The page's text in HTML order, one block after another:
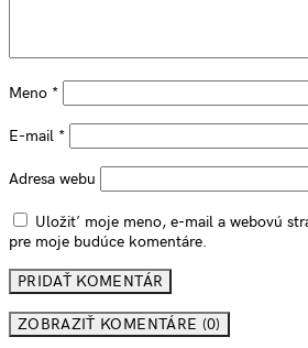
Meno *
E-mail *
Adresa webu
Uložiť moje meno, e-mail a webovú
pre moje budúce komentáre.
ZOBRAZIŤ KOMENTÁRE (0)